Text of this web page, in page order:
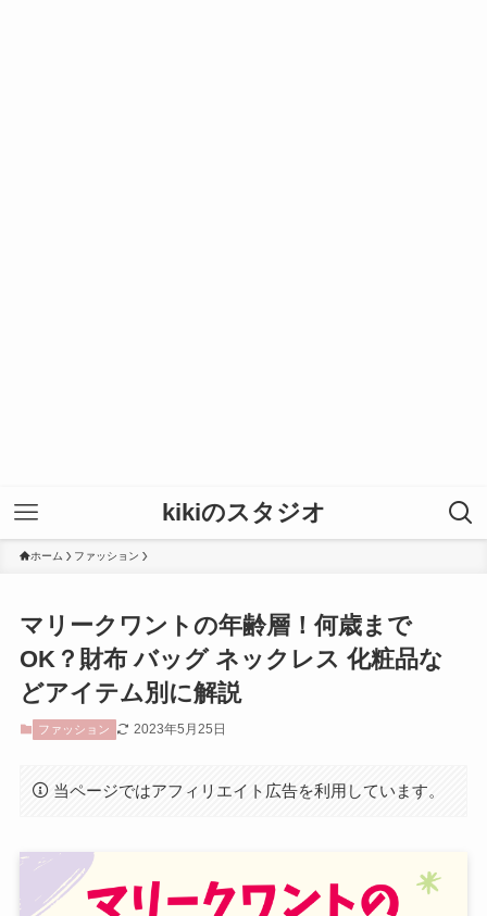
kikiのスタジオ
ホーム ファッション
マリークワントの年齢層！何歳まで
OK？財布 バッグ ネックレス 化粧品な
どアイテム別に解説
ファッション 2023年5月25日
当ページではアフィリエイト広告を利用しています。